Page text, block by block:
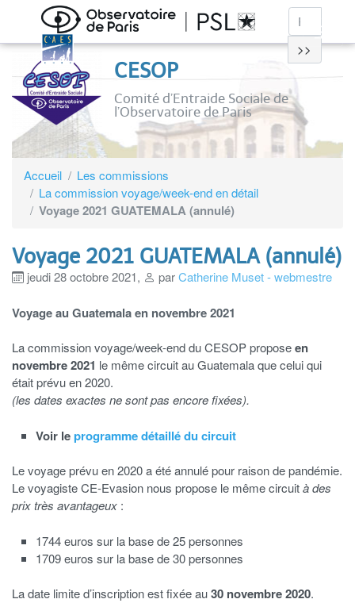
>>
CESOP
Comité d’Entraide Sociale de
l’Observatoire de Paris
Accueil
Les commissions
La commission voyage/week-end en détail
Voyage 2021 GUATEMALA (annulé)
Voyage 2021 GUATEMALA (annulé)
jeudi 28 octobre 2021, parCatherine Muset - webmestre
Voyage au Guatemala en novembre 2021
La commission voyage/week-end du CESOP proposeen
novembre 2021 le même circuit au Guatemala que celui qui
était prévu en 2020.
(les dates exactes ne sont pas encore fixées).
Voir leprogramme détaillé du circuit
Le voyage prévu en 2020 a été annulé pour raison de pandémie.
Le voyagiste CE-Evasion nous propose le même circuità des
prix très avantageux :
1744 euros sur la base de 25 personnes
1709 euros sur la base de 30 personnes
La date limite d’inscription est fixée au30 novembre 2020.